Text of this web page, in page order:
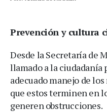
Prevención y cultura
Desde la Secretaría de
llamado a la
adecuado manejo de
que estos terminen en
generen obstrucciones.